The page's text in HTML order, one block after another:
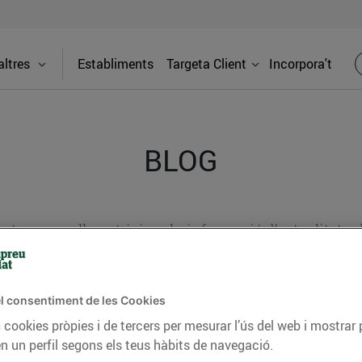
Establiments Targeta Client Incorpora't
BLOG
consells nutricionals, informació d’actualitat
CONSELLS I HÀBITS SALUDABLES ENERGIA
consentiment de les Cookies
pròpies i de tercers per mesurar l’ús del web i
un perfil segons els teus hàbits de navegació.